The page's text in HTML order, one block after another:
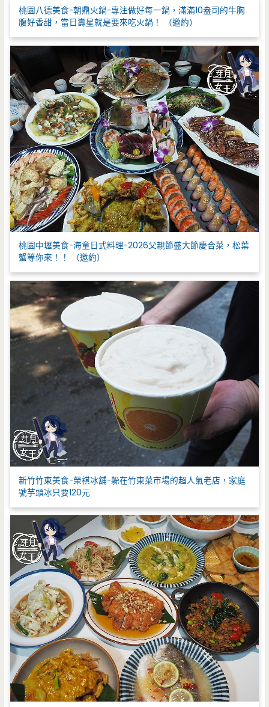
桃園八德美食-朝鼎火鍋-專注做好每一鍋，滿滿10盎司的牛胸
腹好香甜，當日壽星就是要來吃火鍋！ （邀約）
桃園中壢美食-海童日式料理-2026父親節盛大節慶合菜，松葉
蟹等你來！！ （邀約）
新竹竹東美食-榮祺冰舖-躲在竹東菜市場的超人氣老店，家庭
號芋頭冰只要120元